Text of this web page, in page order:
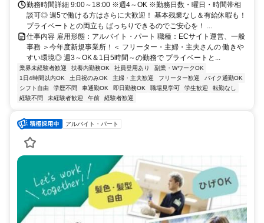
勤務時間詳細 9:00～18:00 ※週4～OK ※勤務日数・曜日・時間帯相
談可◎ 週5で働ける方はさらに大歓迎！ 基本残業なし＆有給休暇も！
プライベートとの両立も ばっちりできるのでご安心を！ ...
仕事内容 雇用形態：アルバイト・パート 職種：ECサイト運営、一般
事務 ＞今年度新規事業所！＜ フリーター・主婦・主夫さんの 働きや
すい環境◎ 週3～OK＆1日5時間～の勤務で プライベートと...
業界未経験者歓迎 扶養内勤務OK 社員登用あり
副業・WワークOK
1日4時間以内OK
土日祝のみOK 主婦・主夫歓迎 フリーター歓迎
バイク通勤OK
シフト自由
学歴不問 車通勤OK 即日勤務OK 職場見学可 学生歓迎
転勤なし
経験不問
未経験者歓迎 午前 経験者歓迎
アルバイト・パート